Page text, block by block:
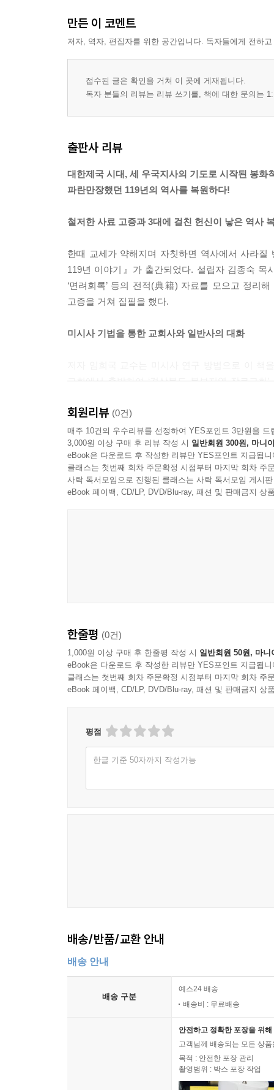
1) 상황
2) 1920년대
3) 1930년대
5. 『진생(眞生)』 - 청년면려회 기관지
3) 경안노회의 농촌운동
4) 영주 풍기 지역의 농민운동
5) 장로교회 농촌운동 중단, 교단 총회의 농촌부 폐
V. 봉화척곡교회 문헌사료 - 당회록
1. 봉화척곡교회 당회록
1) 당회록 서지, 처음 장로들 - 장복우, 김종숙
2) 한글 당회록 - 기록문화 유산
2. 세계 장로교회의 시원(始原)
2) 스위스 제네바 종교개혁자 칼뱅(J. Calvin)의 제
4. 교회 헌법에 기반한 한국 장로교회
2) 온전한 헌법 제정(1922년)
5. 장로교회 헌법의 정치원리와 실행
1) 민주공화제, 대의민주주의
2) 장로교회 헌법의 정치원리와 일반 사회의 민주
VI. 봉화척곡교회 건축물 - 예배당, 명동서숙, 종탑
1. 한옥(韓屋) 교회의 역사적 배경 - 19세기 후반 조
2. 선교사들의 선교정책 - 토착 교회 설립
3. 한옥으로 지은 교회들
2) 건축의 변화
1) 건물 방위와 배치
3) 건축구조와 재료
부록
봉화척곡교회의 발자취 1986~2025
봉화척곡교회의 과거와 현재
만든 이 코멘트
저자, 역자, 편집자를 위한 공간입니다. 독자들에게 전하
접수된 글은 확인을 거쳐 이 곳에 게재됩니다.
독자 분들의 리뷰는 리뷰 쓰기를, 책에 대한 문의는
출판사 리뷰
대한제국 시대, 세 우국지사의 기도로 시작된 봉화
파란만장했던 119년의 역사를 복원하다!
철저한 사료 고증과 3대에 걸친 헌신이 낳은 역사
한때 교세가 약해지며 자칫하면 역사에서 사라
119년 이야기』가 출간되었다. 설립자 김종숙 목
‘면려회록’ 등의 전적(典籍) 자료를 모으고 정리
고증을 거쳐 집필을 했다.
미시사 기법을 통한 교회사와 일반사의 대화
교회에서 출발하여 ‘경상북도 북부지역 장로교회
독립운동과 인재 양성의 숨겨진 요람
봉화척곡교회는 단순한 종교 시설을 넘어 일제
돈으로 예배당과 학교를 지으면서, 예배당은
선조들의 속 깊은 사랑과 민족정신이 가슴 뭉클한
1907~1909년, 나라가 내우외환에 처했을 때 기
관료였던 김종숙과 문촌마을 인동장씨 문중의
과정을 추적한다.
일제의 침략에 맞서 교육으로 나라를 구원하려
활동을 짚어 보고, 문맹 퇴치와 민족의식을 고취
『진생(眞生)』을 중심으로 활발히 전개된 장로
발자취를 소환한다.
제5장 봉화척곡교회 문헌사료 - 당회록
헌법이 어떻게 한국 땅에서 대의민주주의와
독립운동의 흔적을 공개한다.
제6장 봉화척곡교회 건축물 - 예배당, 명동서숙, 종
회원리뷰 (0건)
매주 10건의 우수리뷰를 선정하여 YES포인트 3만원을 드
3,000원 이상 구매 후 리뷰 작성 시 일반회원 300원, 마니
eBook은 다운로드 후 작성한 리뷰만 YES포인트 지급됩니
클래스는 첫번째 회차 주문확정 시점부터 마지막 회차 주
사락 독서모임으로 진행된 클래스는 사락 독서모임 게시
eBook 페이백, CD/LP, DVD/Blu-ray, 패션 및 판매금지 상
한줄평 (0건)
1,000원 이상 구매 후 한줄평 작성 시 일반회원 50원, 마니
eBook은 다운로드 후 작성한 리뷰만 YES포인트 지급됩니
클래스는 첫번째 회차 주문확정 시점부터 마지막 회차 주
eBook 페이백, CD/LP, DVD/Blu-ray, 패션 및 판매금지 상
평점
한글 기준 50자까지 작성가능
배송/반품/교환 안내
배송 안내
배송 구분
예스24 배송
배송비 : 무료배송
안전하고 정확한 포장을 위
고객님께 배송되는 모든 상
목적 : 안전한 포장 관리
촬영범위 : 박스 포장 작업